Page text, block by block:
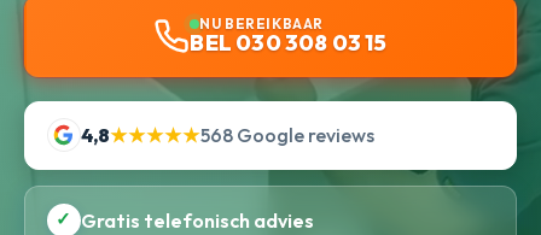
NU BEREIKBAAR
BEL 030 308 03 15
4,8★★★★★568 Google reviews
✓ Gratis telefonisch advies